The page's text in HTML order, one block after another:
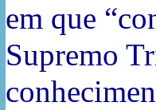
em que
Supremo